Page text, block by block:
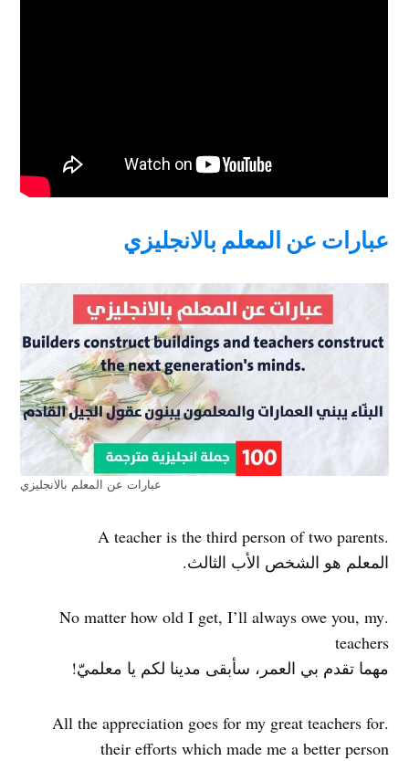
عبارات عن المعلم بالانجليزي
عبارات عن المعلم بالانجليزي
.A teacher is the third person of two parents
المعلم هو الشخص الأب الثالث.
.No matter how old I get, I’ll always owe you, my
teachers
مهما تقدم بي العمر، سأبقى مدينا لكم يا معلميّ!
.All the appreciation goes for my great teachers for
their efforts which made me a better person